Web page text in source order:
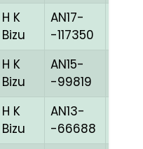
H K
Bizu
AN17-
-117350
H K
Bizu
AN15-
-99819
H K
Bizu
AN13-
-66688